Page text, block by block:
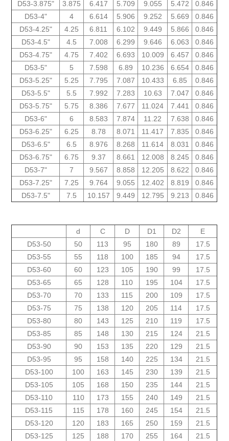
D53-3.875" 3.875 6.417 5.709 9.055 5.472
0.846
D53-4"
4 6.614 5.906 9.252 5.669
0.846
D53-4.25"
4.25 6.811 6.102 9.449 5.866
0.846
D53-4.5"
4.5 7.008 6.299 9.646 6.063
0.846
D53-4.75"
4.75 7.402 6.693 10.009 6.457
0.846
D53-5"
5 7.598 6.89 10.236 6.654
0.846
D53-5.25"
5.25 7.795 7.087 10.433 6.85
0.846
D53-5.5"
5.5 7.992 7.283 10.63 7.047
0.846
D53-5.75"
5.75 8.386 7.677 11.024 7.441
0.846
D53-6"
6 8.583 7.874 11.22 7.638
0.846
D53-6.25"
6.25 8.78 8.071 11.417 7.835
0.846
D53-6.5"
6.5 8.976 8.268 11.614 8.031
0.846
D53-6.75"
6.75 9.37 8.661 12.008 8.245
0.846
D53-7"
7 9.567 8.858 12.205 8.622
0.846
D53-7.25"
7.25 9.764 9.055 12.402 8.819
0.846
D53-7.5"
7.5 10.157 9.449 12.795 9.213 0.846
d C D D1 D2
E
D53-50
50 113 95 180 89
17.5
D53-55
55 118 100 185 94
17.5
D53-60
60 123 105 190 99
17.5
D53-65
65 128 110 195 104
17.5
D53-70
70 133 115 200 109
17.5
D53-75
75 138 120 205 114
17.5
D53-80
80 143 125 210 119
17.5
D53-85
85 148 130 215 124
21.5
D53-90
90 153 135 220 129
21.5
D53-95
95 158 140 225 134
21.5
D53-100
100 163 145 230 139
21.5
D53-105
105 168 150 235 144
21.5
D53-110
110 173 155 240 149
21.5
D53-115
115 178 160 245 154
21.5
D53-120
120 183 165 250 159
21.5
D53-125
125 188 170 255 164
21.5